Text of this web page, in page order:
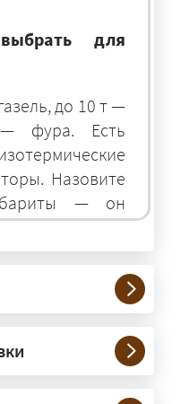
для
до 10 т —
фура. Есть
Назовите
— он
транспорт.
до 20 тонн.
догрузом,
машиной.
организуем